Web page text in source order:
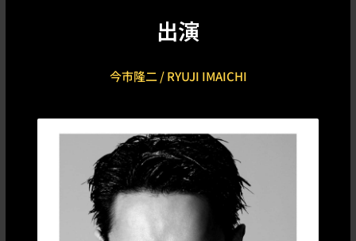
出演
今市隆二 / RYUJI IMAICHI